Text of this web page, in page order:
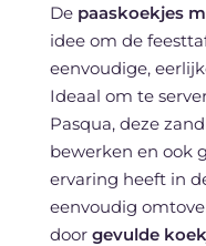
De paaskoekjes
idee om de
eenvoudige,
Ideaal om te
Pasqua, deze
bewerken en ook
ervaring heeft in
eenvoudig
door gevulde